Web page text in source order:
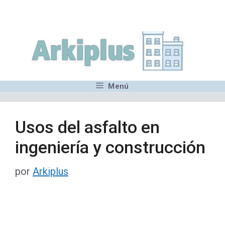
contenido
Menú
Usos del asfalto en
ingeniería y construcción
por Arkiplus